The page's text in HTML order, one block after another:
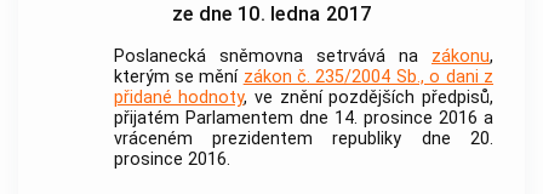
ze dne 10. ledna 2017
Poslanecká sněmovna setrvává na zákonu,
kterým se mění zákon č. 235/2004 Sb., o dani z
přidané hodnoty, ve znění pozdějších předpisů,
přijatém Parlamentem dne 14. prosince 2016 a
vráceném prezidentem republiky dne 20.
prosince 2016.